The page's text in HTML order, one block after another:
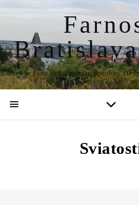
Človek je Pánu Bohu najviac podobný